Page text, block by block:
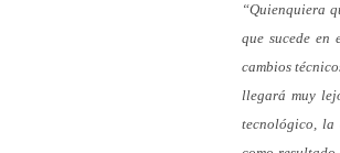
“Quienquiera
que sucede en
cambios
llegará muy
tecnológico, la